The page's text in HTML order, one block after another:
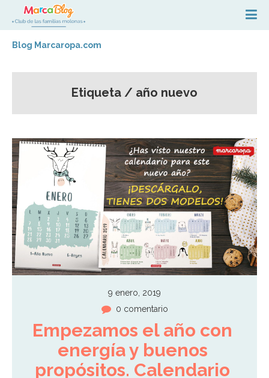
Blog Marcaropa.com
Etiqueta / año nuevo
9 enero, 2019
0 comentario
Empezamos el año con
energía y buenos
propósitos. Calendario